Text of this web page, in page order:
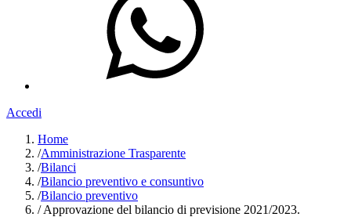
Accedi
Home
/Amministrazione Trasparente
/Bilanci
/Bilancio preventivo e consuntivo
/Bilancio preventivo
/Approvazione del bilancio di previsione 2021/2023.